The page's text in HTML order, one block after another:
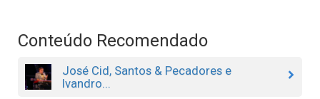
Conteúdo Recomendado
José Cid, Santos & Pecadores e
Ivandro...